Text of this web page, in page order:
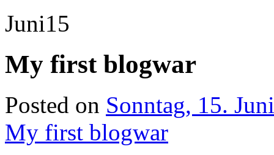
Juni15
My first blogwar
Posted on Sonntag, 15.
My first blogwar